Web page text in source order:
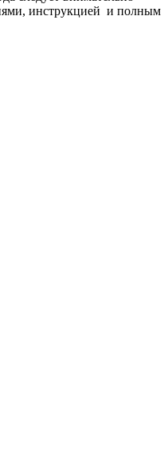
инструкцией и полным